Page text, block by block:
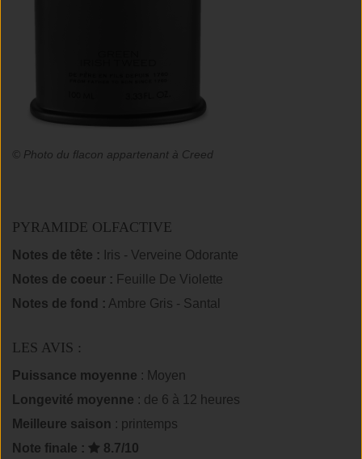
© Photo du flacon appartenant à Creed
PYRAMIDE OLFACTIVE
Notes de tête : Iris - Verveine Odorante
Notes de coeur : Feuille De Violette
Notes de fond : Ambre Gris - Santal
LES AVIS :
Puissance moyenne : Moyen
Longevité moyenne : de 6 à 12 heures
Meilleure saison : printemps
Note finale :
8.7/10